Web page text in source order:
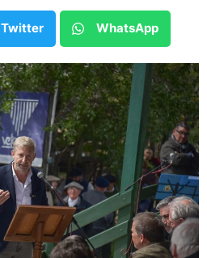
Twitter WhatsApp